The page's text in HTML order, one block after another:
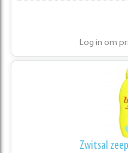
Log in om
Zwitsal